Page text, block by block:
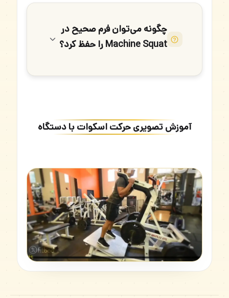
چگونه می‌توان فرم صحیح در
Machine Squat را حفظ کرد؟
آموزش تصویری حرکت اسکوات با دستگاه